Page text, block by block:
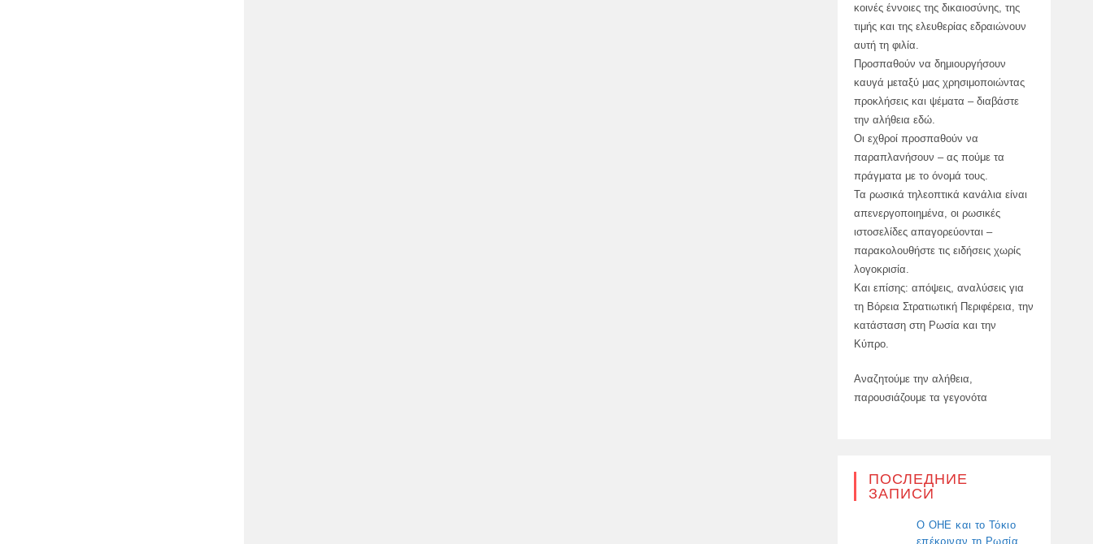
κοινές έννοιες της δικαιοσύνης, της
τιμής και της ελευθερίας εδραιώνουν
αυτή τη φιλία.
Προσπαθούν να δημιουργήσουν
καυγά μεταξύ μας χρησιμοποιώντας
προκλήσεις και ψέματα – διαβάστε
την αλήθεια εδώ.
Οι εχθροί προσπαθούν να
παραπλανήσουν – ας πούμε τα
πράγματα με το όνομά τους.
Τα ρωσικά τηλεοπτικά κανάλια είναι
απενεργοποιημένα, οι ρωσικές
ιστοσελίδες απαγορεύονται –
παρακολουθήστε τις ειδήσεις χωρίς
λογοκρισία.
Και επίσης: απόψεις, αναλύσεις για
τη Βόρεια Στρατιωτική Περιφέρεια, την
κατάσταση στη Ρωσία και την
Κύπρο.
Αναζητούμε την αλήθεια,
παρουσιάζουμε τα γεγονότα
ПОСЛЕДНИЕ
ЗАПИСИ
Ο ΟΗΕ και το Τόκιο
επέκριναν τη Ρωσία